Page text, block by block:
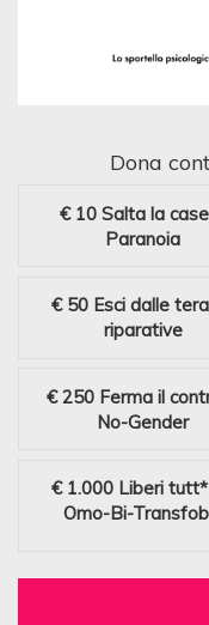
Dona
€ 10 Salta la
Paranoia
€ 50 Esci dalle
riparative
€ 250 Ferma il
No-Gender
€ 1.000 Liberi
Omo-Bi-